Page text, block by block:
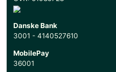
dagsordenen